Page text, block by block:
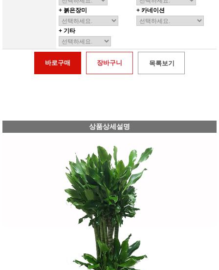
+ 붉은장미 + 카네이션
+ 기타
바로구매 장바구니 목록보기
상품상세설명